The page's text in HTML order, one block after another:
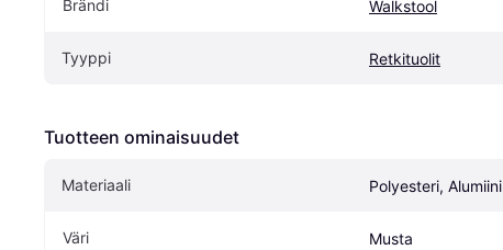
Brändi Walkstool
Tyyppi Retkituolit
Tuotteen ominaisuudet
Materiaali Polyesteri, Alumiini
Väri Musta